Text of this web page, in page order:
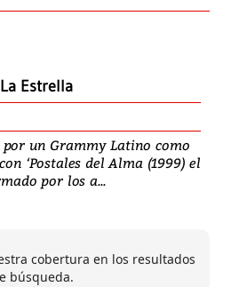
Estrella
por un Grammy Latino como
‘Postales del Alma (1999) el
por los a...
cobertura en los resultados
búsqueda.